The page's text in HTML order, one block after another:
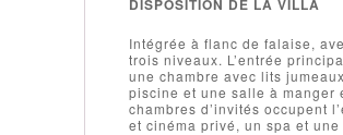
DISPOSITION DE LA VILLA
Intégrée à flanc de falaise,
trois niveaux. L’entrée
une chambre avec lits
piscine et une salle à manger
chambres d’invités occupent
et cinéma privé, un spa et